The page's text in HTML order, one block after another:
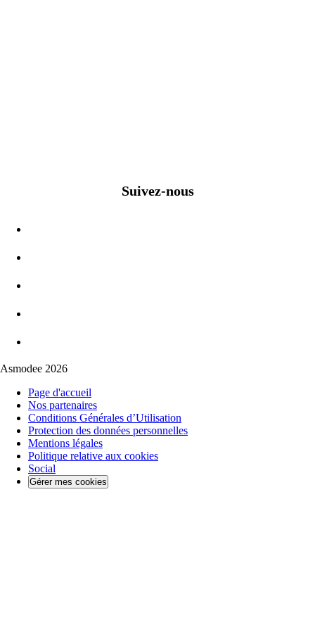
Suivez-nous
Asmodee 2026
Page d'accueil
Nos partenaires
Conditions Générales d’Utilisation
Protection des données personnelles
Mentions légales
Politique relative aux cookies
Social
Gérer mes cookies